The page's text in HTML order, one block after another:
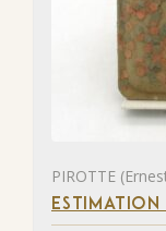
PIROTTE